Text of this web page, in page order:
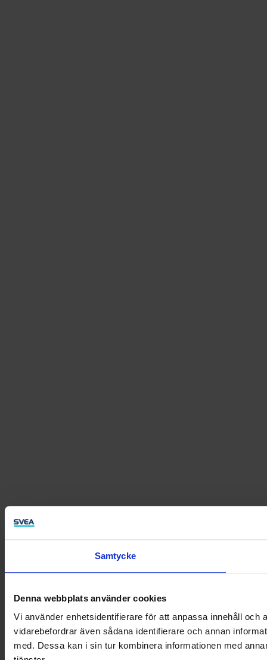
Samtycke
Denna webbplats använder cookies
Vi använder enhetsidentifierare för att anpassa innehåll
vidarebefordrar även sådana identifierare och annan
med. Dessa kan i sin tur kombinera informationen med